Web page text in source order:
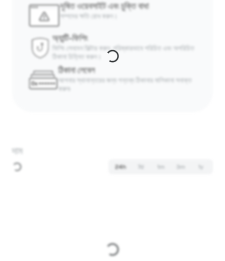
দূষিত ওয়েবসাইট এবং চুক্তি বাধা
সম্পদের ক্ষতি রোধ করুন।
অ্যান্টি-ফিশিং
ফিশিং লেনদেন ফিল্টার করুন, পরিষ্কারভাবে পরিচিত এবং অপরিচিত
ঠিকানা চিহ্নিত করুন।
ঠিকানা লেবেল
আপনার স্থানান্তরের জন্য গন্তব্য ঠিকানার মালিকানা সনাক্ত
করুন৷
দাম
24h